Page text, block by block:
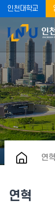
인천대학교
연혁
연혁